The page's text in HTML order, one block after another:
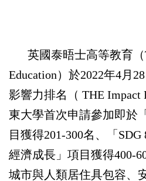
英國泰晤士高等教育（
Education）於2022年4月
影響力排名（ THE Impact
東大學首次申請參加即於
目獲得201-300名、「
經濟成長」項目獲得400-
城市與人類居住具包容、